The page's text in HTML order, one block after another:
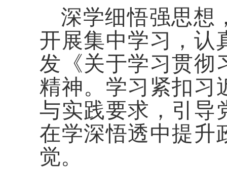
深学细悟强思想
开展集中学习，认
发《关于学习贯彻
精神。学习紧扣习
与实践要求，引导
在学深悟透中提升
觉。